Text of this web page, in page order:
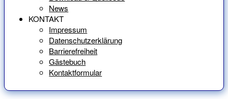
News
KONTAKT
Impressum
Datenschutzerklärung
Barrierefreiheit
Gästebuch
Kontaktformular